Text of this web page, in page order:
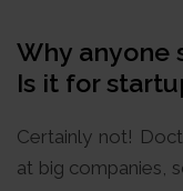
Why anyone
Is it for
Certainly not!
at big companies,